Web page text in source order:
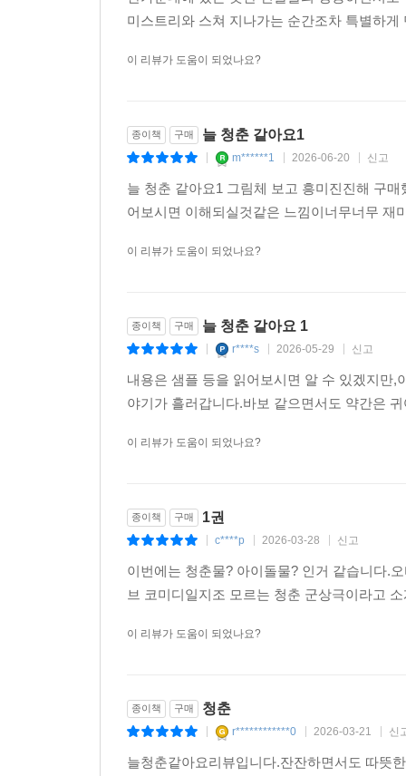
미스트리와 스쳐 지나가는 순간조차 특별하
이 리뷰가 도움이 되었나요?
종이책 구매 늘 청춘 같아요1
m******1 2026-06-20 신고
늘 청춘 같아요1 그림체 보고 흥미진진해 구
어보시면 이해되실것같은 느낌이너무너무
이 리뷰가 도움이 되었나요?
종이책 구매 늘 청춘 같아요 1
r****s 2026-05-29 신고
내용은 샘플 등을 읽어보시면 알 수 있겠지만,
야기가 흘러갑니다.바보 같으면서도 약간은
이 리뷰가 도움이 되었나요?
종이책 구매 1권
c****p 2026-03-28 신고
이번에는 청춘물? 아이돌물? 인거 같습니다.
브 코미디일지조 모르는 청춘 군상극이라고
이 리뷰가 도움이 되었나요?
종이책 구매 청춘
r************0 2026-03-21 신
늘청춘같아요리뷰입니다.잔잔하면서도 따뜻